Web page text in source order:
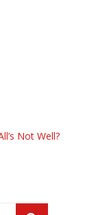
Not Well?